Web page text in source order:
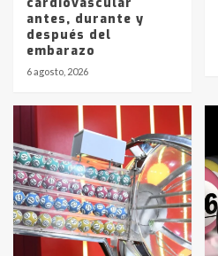
antes, durante y
después del
embarazo
6 agosto, 2026